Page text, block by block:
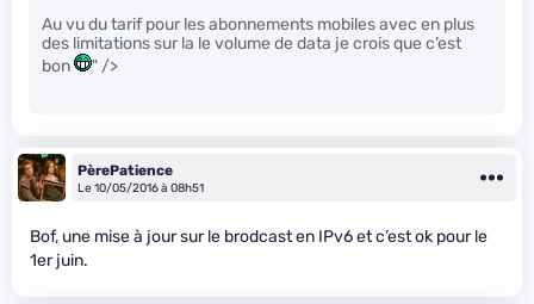
Au vu du tarif pour les abonnements mobiles avec en plus
des limitations sur la le volume de data je crois que c’est
bon
" />
PèrePatience
Le 10/05/2016 à 08h51
Bof, une mise à jour sur le brodcast en IPv6 et c’est ok pour le
1er juin.